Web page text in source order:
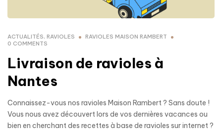
ACTUALITÉS, RAVIOLES
RAVIOLES MAISON RAMBERT
0 COMMENTS
Livraison de ravioles à
Nantes
Connaissez-vous nos ravioles Maison Rambert ? Sans doute !
Vous nous avez découvert lors de vos dernières vacances ou
bien en cherchant des recettes à base de ravioles sur internet ?